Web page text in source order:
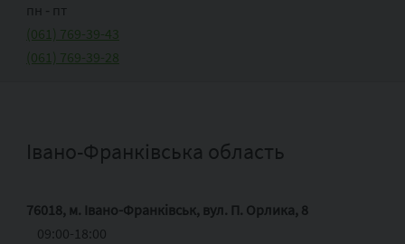
пн ‑ пт
(061) 769-39-43
(061) 769-39-28
Івано-Франківська область
76018, м. Івано-Франківськ, вул. П. Орлика, 8
09:00-18:00